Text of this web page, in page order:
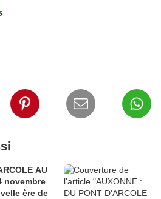
AU
novembre
ère de